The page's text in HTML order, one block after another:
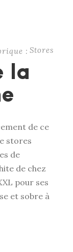
: Stores
la
de ce
stores
de
de chez
pour ses
et sobre à